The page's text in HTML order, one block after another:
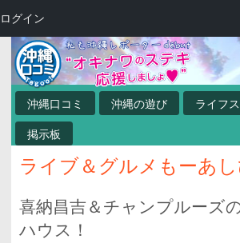
沖縄口コミ 沖縄の遊び ライフ
掲示板
ライブ＆グルメもーあ
喜納昌吉＆チャンプルーズ
ハウス！
ログイン